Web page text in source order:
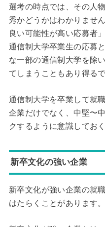
選考の時点では、その人
秀かどうかはわかりませ
良い可能性が高い応募者
通信制大学卒業生の応募
な一部の通信制大学を除
てしまうこともあり得るで
通信制大学を卒業して就
企業だけでなく、中堅〜
クするように意識してお
新卒文化の強い企業
新卒文化が強い企業の就
はたらくことがあります。